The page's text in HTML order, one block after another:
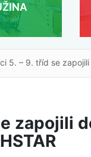
5. – 9. tříd se zapojili
zapojili